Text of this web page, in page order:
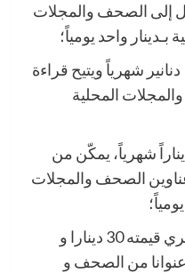
إلى الصحف والمجلات
بـدينار واحد يومياً؛
-” العرض البرونزي”: مقابل 10 دنانير شهرياً ويتيح قراءة
والمجلات المحلية
الفضي”: مقابل 20 ديناراً شهرياً، يمكّن من
الصحف والمجلات
-“العرض الذهبي”: اشتراك شهري قيمته 30 دينارا و
يمكن من مطالعة أكثر من 70 عنوانا من الصحف و